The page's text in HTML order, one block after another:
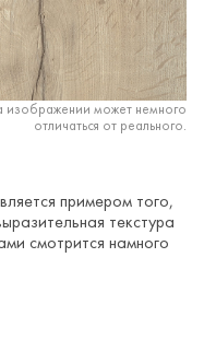
изображении может немного
отличаться от реального.
примером того,
текстура
смотрится намного